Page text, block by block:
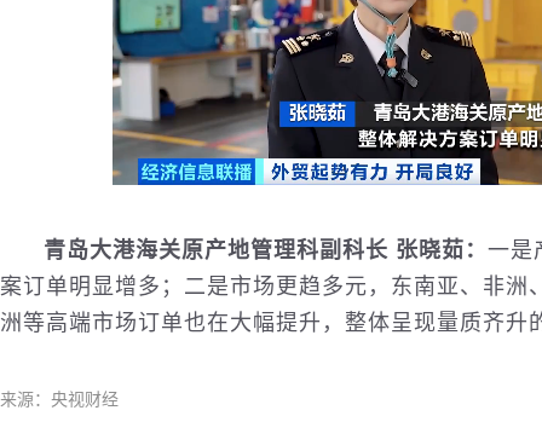
青岛大港海关原产地管理科副科长 张晓茹： 一是
案订单明显增多；二是市场更趋多元，东南亚、非
洲等高端市场订单也在大幅提升，整体呈现量质齐升
来源：央视财经